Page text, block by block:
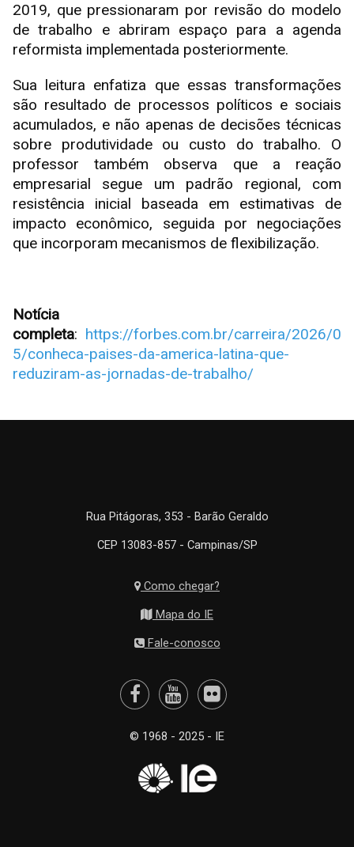
2019, que pressionaram por revisão do modelo
de trabalho e abriram espaço para a agenda
reformista implementada posteriormente.
Sua leitura enfatiza que essas transformações
são resultado de processos políticos e sociais
acumulados, e não apenas de decisões técnicas
sobre produtividade ou custo do trabalho. O
professor também observa que a reação
empresarial segue um padrão regional, com
resistência inicial baseada em estimativas de
impacto econômico, seguida por negociações
que incorporam mecanismos de flexibilização.
Notícia
completa: https://forbes.com.br/carreira/2026/0
5/conheca-paises-da-america-latina-que-
reduziram-as-jornadas-de-trabalho/
Rua Pitágoras, 353 - Barão Geraldo
CEP 13083-857 - Campinas/SP
Como chegar?
Mapa do IE
Fale-conosco
© 1968 - 2025 - IE